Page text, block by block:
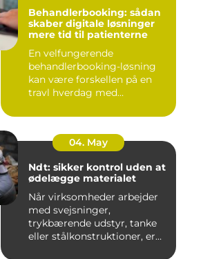
Behandlerbooking: sådan
skaber digitale løsninger
mere tid til patienterne
En velfungerende
behandlerbooking-løsning
kan være forskellen på en
travl hverdag med
04. May
Ndt: sikker kontrol uden at
ødelægge materialet
Når virksomheder arbejder
med svejsninger,
trykbærende udstyr, tanke
eller stålkonstruktioner, er